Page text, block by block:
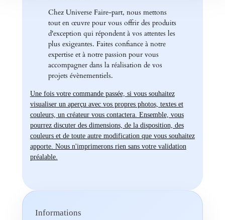
Chez Universe Faire-part, nous mettons
tout en œuvre pour vous offrir des produits
d'exception qui répondent à vos attentes les
plus exigeantes. Faites confiance à notre
expertise et à notre passion pour vous
accompagner dans la réalisation de vos
projets évènementiels.
Une fois votre commande passée, si vous souhaitez
visualiser un aperçu avec vos propres photos, textes et
couleurs, un créateur vous contactera. Ensemble, vous
pourrez discuter des dimensions, de la disposition, des
couleurs et de toute autre modification que vous souhaitez
apporte. Nous n'imprimerons rien sans votre validation
préalable.
Informations